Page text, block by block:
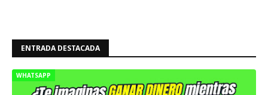
ENTRADA DESTACADA
WHATSAPP